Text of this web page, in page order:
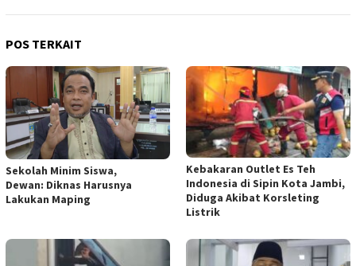
POS TERKAIT
Sekolah Minim Siswa,
Dewan: Diknas Harusnya
Lakukan Maping
Kebakaran Outlet Es Teh
Indonesia di Sipin Kota Jambi,
Diduga Akibat Korsleting
Listrik